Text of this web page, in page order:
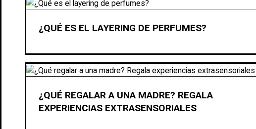
¿QUÉ ES EL LAYERING DE PERFUMES?
¿QUÉ REGALAR A UNA MADRE? REGALA
EXPERIENCIAS EXTRASENSORIALES